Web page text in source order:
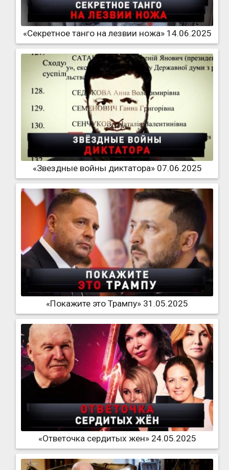
«Секретное танго на лезвии ножа» 14.06.2025
«Звездные войны диктатора» 07.06.2025
«Покажите это Трампу» 31.05.2025
«Ответочка сердитых жен» 24.05.2025